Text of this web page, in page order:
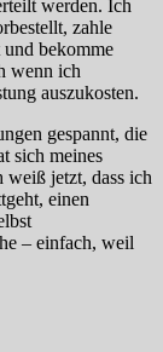
werden. Ich
zahle
bekomme
wenn ich
auszukosten.
gespannt, die
sich meines
weiß jetzt, dass ich
einen
– einfach, weil